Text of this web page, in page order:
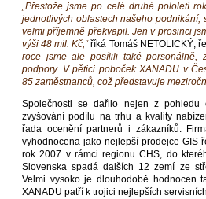
„Přestože jsme po celé druhé pololetí
jednotlivých oblastech našeho podnikání,
velmi příjemně překvapil. Jen v prosinci
výši 48 mil. Kč,“říká Tomáš NETOLICKÝ,
roce jsme ale posílili také personálně,
podpory. V pětici poboček XANADU v
85 zaměstnanců, což představuje
Společnosti se dařilo nejen z pohledu
zvyšování podílu na trhu a kvality
řada ocenění partnerů i zákazníků.
vyhodnocena jako nejlepší prodejce GIS
rok 2007 v rámci regionu CHS, do
Slovenska spadá dalších 12 zemí ze
Velmi vysoko je dlouhodobě hodnocen
XANADU patří k trojici nejlepších